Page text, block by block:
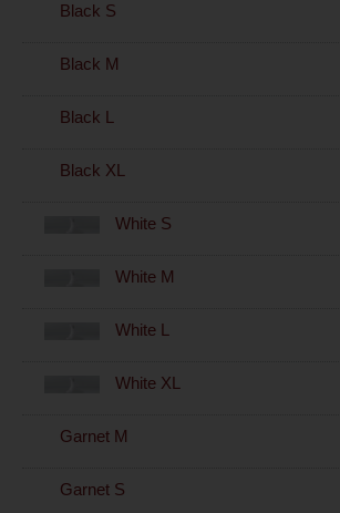
Black S
Black M
Black L
Black XL
White S
White M
White L
White XL
Garnet M
Garnet S